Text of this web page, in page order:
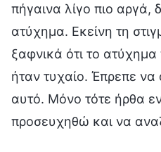
πήγαινα λίγο πιο αργά,
ατύχημα. Εκείνη τη
ξαφνικά ότι το
ήταν τυχαίο. Έπρεπε
αυτό. Μόνο τότε ήρθα
προσευχηθώ και να